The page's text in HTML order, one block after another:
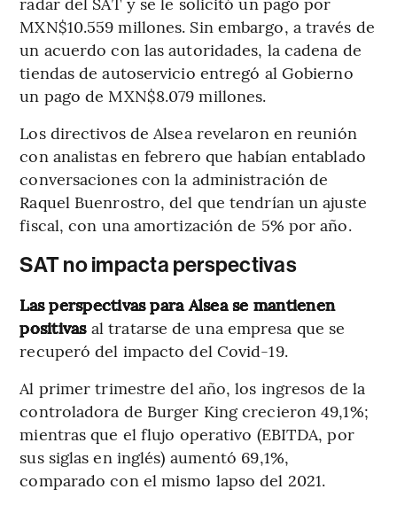
MXN$10.559 millones. Sin embargo, a través de
un acuerdo con las autoridades, la cadena de
tiendas de autoservicio entregó al Gobierno
un pago de MXN$8.079 millones.
Los directivos de Alsea revelaron en reunión
con analistas en febrero que habían entablado
conversaciones con la administración de
Raquel Buenrostro, del que tendrían un ajuste
fiscal, con una amortización de 5% por año.
SAT no impacta perspectivas
Las perspectivas para Alsea se mantienen
positivas al tratarse de una empresa que se
recuperó del impacto del Covid-19.
Al primer trimestre del año, los ingresos de la
controladora de Burger King crecieron 49,1%;
mientras que el flujo operativo (EBITDA, por
sus siglas en inglés) aumentó 69,1%,
comparado con el mismo lapso del 2021.